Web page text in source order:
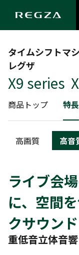
タイムシフトマ
レグザ
X9 series
商品トップ 特長
高画質 高音
ライブ会
に、空間
クサウンド
重低音立体音